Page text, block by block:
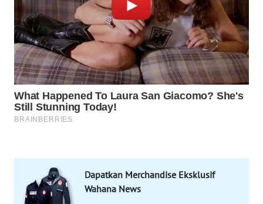
Dapatkan Merchandise Eksklusif
Wahana News
KONSUMEN
LISTRIK
MASYARAKAT
KELISTRIKAN
WALINKI
ID
MARTABAT